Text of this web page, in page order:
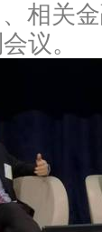
相关
议。